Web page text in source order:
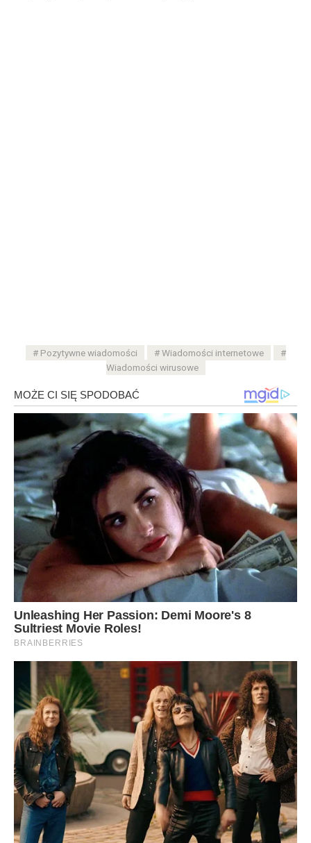
Pozytywne wiadomości
Wiadomości internetowe
Wiadomości wirusowe